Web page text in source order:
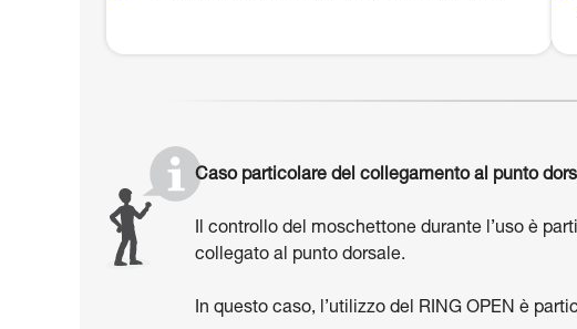
Caso particolare del collegamento al punto
Il controllo del moschettone durante l’uso è
collegato al punto dorsale.
In questo caso, l’utilizzo del RING OPEN è